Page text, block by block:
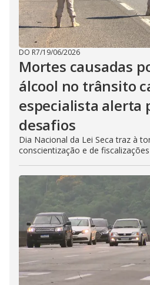
DO R7/19/06/2026
Mortes causadas
álcool no trânsito
especialista alerta
desafios
Dia Nacional da Lei Seca traz à
conscientização e de